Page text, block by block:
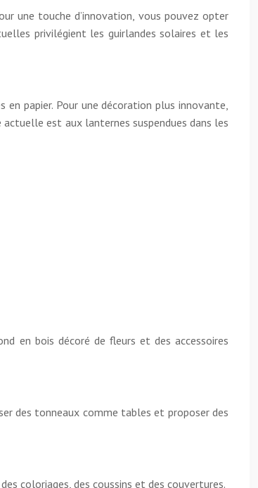
une touche d’innovation, vous pouvez opter
privilégient les guirlandes solaires et les
papier. Pour une décoration plus innovante,
est aux lanternes suspendues dans les
en bois décoré de fleurs et des accessoires
des tonneaux comme tables et proposer des
coloriages, des coussins et des couvertures.